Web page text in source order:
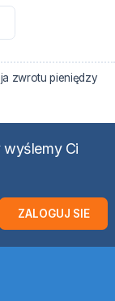
zwrotu pieniędzy
wyślemy Ci
ZALOGUJ SIE